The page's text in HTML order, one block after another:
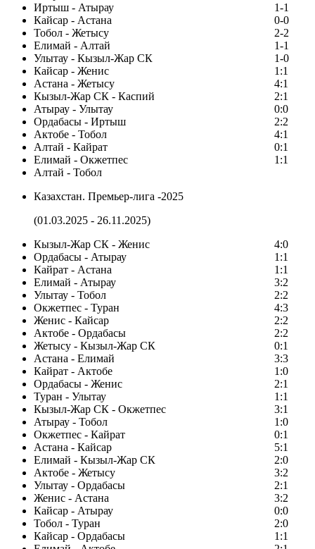
Иртыш - Атырау
1-1
Кайсар - Астана
0-0
Тобол - Жетысу
2-2
Елимай - Алтай
1-1
Улытау - Кызыл-Жар СК
1-0
Кайсар - Женис
1:1
Астана - Жетысу
4:1
Кызыл-Жар СК - Каспий
2:1
Атырау - Улытау
0:0
Ордабасы - Иртыш
2:2
Актобе - Тобол
4:1
Алтай - Кайрат
0:1
Елимай - Окжетпес
1:1
Алтай - Тобол
Казахстан. Премьер-лига -2025
(01.03.2025 - 26.11.2025)
Кызыл-Жар СК - Женис
4:0
Ордабасы - Атырау
1:1
Кайрат - Астана
1:1
Елимай - Атырау
3:2
Улытау - Тобол
2:2
Окжетпес - Туран
4:3
Женис - Кайсар
2:2
Актобе - Ордабасы
2:2
Жетысу - Кызыл-Жар СК
0:1
Астана - Елимай
3:3
Кайрат - Актобе
1:0
Ордабасы - Женис
2:1
Туран - Улытау
1:1
Кызыл-Жар СК - Окжетпес
3:1
Атырау - Тобол
1:0
Окжетпес - Кайрат
0:1
Астана - Кайсар
5:1
Елимай - Кызыл-Жар СК
2:0
Актобе - Жетысу
3:2
Улытау - Ордабасы
2:1
Женис - Астана
3:2
Кайсар - Атырау
0:0
Тобол - Туран
2:0
Кайсар - Ордабасы
1:1